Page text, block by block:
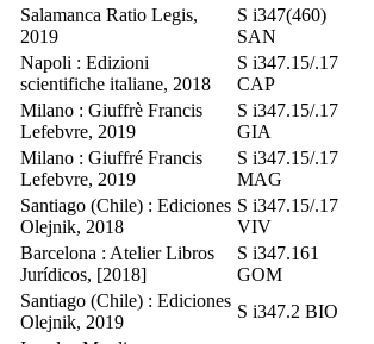
Salamanca Ratio Legis,
2019
S i347(460)
SAN
Napoli : Edizioni
scientifiche italiane, 2018
S i347.15/.17
CAP
Milano : Giuffrè Francis
Lefebvre, 2019
S i347.15/.17
GIA
Milano : Giuffré Francis
Lefebvre, 2019
S i347.15/.17
MAG
Santiago (Chile) : Ediciones
Olejnik, 2018
S i347.15/.17
VIV
Barcelona : Atelier Libros
Jurídicos, [2018]
S i347.161
GOM
Santiago (Chile) : Ediciones
Olejnik, 2019
S i347.2 BIO